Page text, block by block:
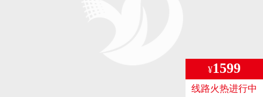
¥1599
线路火热进行中